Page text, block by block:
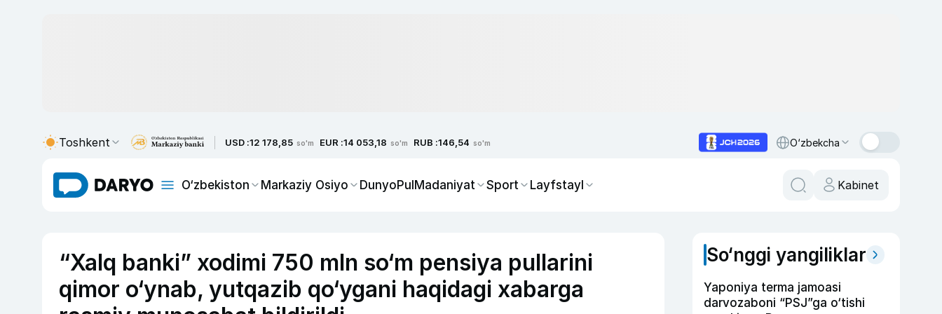
Toshkent USD :12 178,85 so'm EUR :14 053,18 so'm RUB :146,54 so'm O‘zbekcha
O‘zbekiston Markaziy Osiyo DunyoPulMadaniyat Sport Layfstayl Kabinet
“Xalq banki” xodimi 750 mln so‘m pensiya pullarini
qimor o‘ynab, yutqazib qo‘ygani haqidagi xabarga
So‘nggi yangiliklar
Yaponiya terma jamoasi
darvozaboni “PSJ”ga o‘tishi